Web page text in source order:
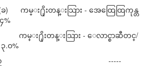
န္းသြား - အေထြေထြကုန္တ
.၄%
သြား - ေလာင္စာဆီတင္/
%
ားကိုယ္ထည္ -----